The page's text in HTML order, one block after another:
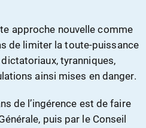
approche nouvelle comme
de limiter la toute-puissance
tyranniques,
ainsi mises en danger.
de l’ingérence est de faire
puis par le Conseil